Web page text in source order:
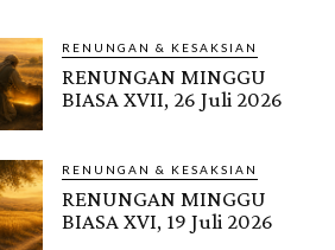
RENUNGAN & KESAKSIAN
RENUNGAN MINGGU
BIASA XVII, 26 Juli 2026
RENUNGAN & KESAKSIAN
RENUNGAN MINGGU
BIASA XVI, 19 Juli 2026